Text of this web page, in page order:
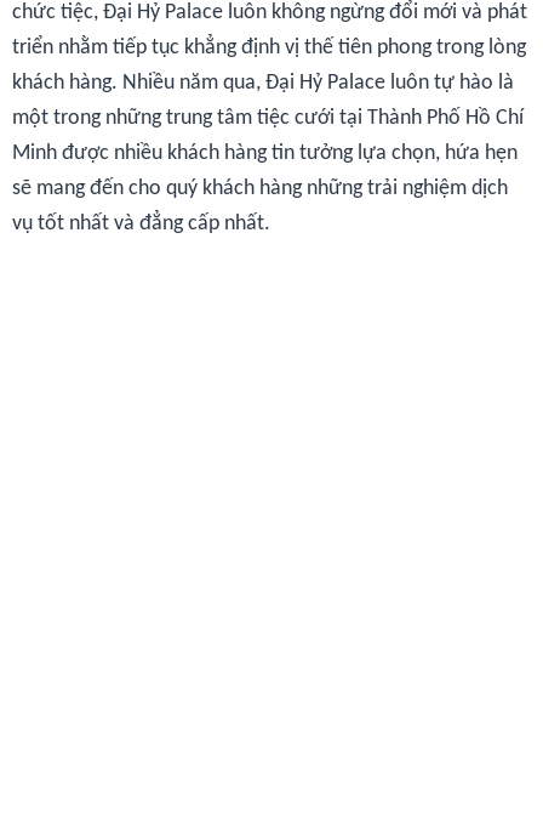
chức tiệc, Đại Hỷ Palace luôn không ngừng đổi mới và phát
triển nhằm tiếp tục khẳng định vị thế tiên phong trong lòng
khách hàng. Nhiều năm qua, Đại Hỷ Palace luôn tự hào là
một trong những trung tâm tiệc cưới tại Thành Phố Hồ Chí
Minh được nhiều khách hàng tin tưởng lựa chọn, hứa hẹn
sẽ mang đến cho quý khách hàng những trải nghiệm dịch
vụ tốt nhất và đẳng cấp nhất.